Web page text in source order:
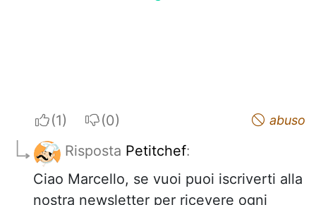
I apreciateI do not appreciate abuso
Risposta Petitchef:
Ciao Marcello, se vuoi puoi iscriverti alla
nostra newsletter per ricevere ogni